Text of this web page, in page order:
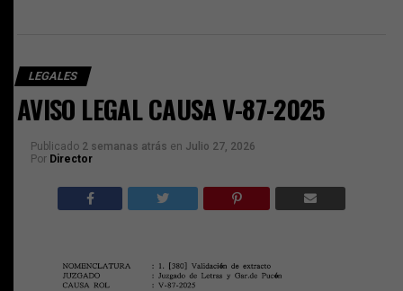
LEGALES
AVISO LEGAL CAUSA V-87-2025
Publicado 2 semanas atrás en Julio 27, 2026
Por Director